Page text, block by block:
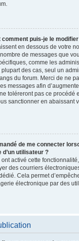
comment puis-je le
en dessous de votre
de messages que
comme les
des cas, seul un
du forum. Merci de ne
messages afin
toléreront pas ce procédé
sanctionner en abaissant
de me connecter
utilisateur ?
activé cette
des courriers
Cela permet
électronique par des